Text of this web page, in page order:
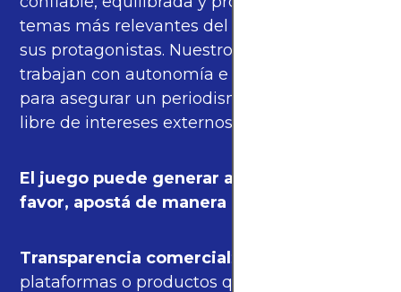
temas más relevantes del fútbol mundial y
sus protagonistas. Nuestros periodistas
trabajan con autonomía e independencia
para asegurar un periodismo de calidad,
libre de intereses externos.
El juego puede generar adicción. Por
favor, apostá de manera responsable.
Transparencia comercial: algunas de las
plataformas o productos que